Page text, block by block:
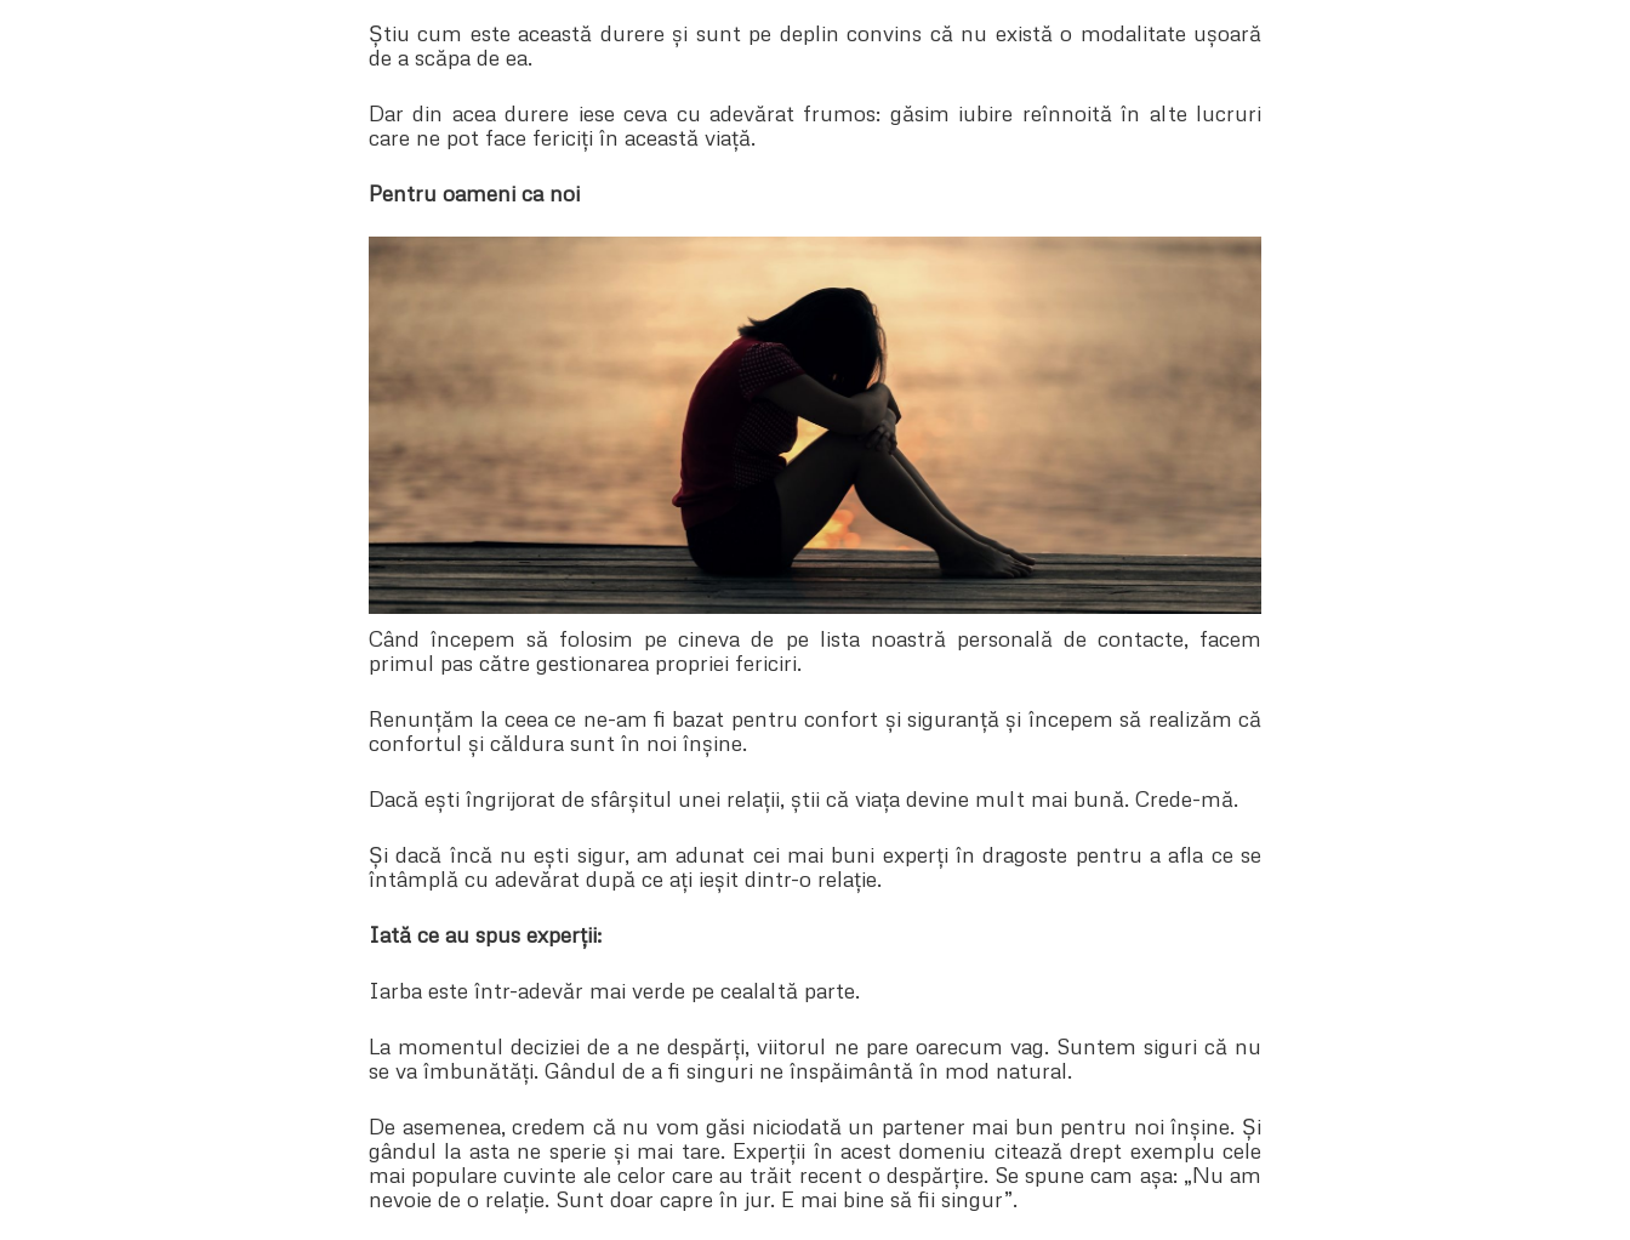
Știu cum este această durere și sunt pe deplin convins că nu există o modalitate ușoară
de a scăpa de ea.
Dar din acea durere iese ceva cu adevărat frumos: găsim iubire reînnoită în alte lucruri
care ne pot face fericiți în această viață.
Pentru oameni ca noi
Când începem să folosim pe cineva de pe lista noastră personală de contacte, facem
primul pas către gestionarea propriei fericiri.
Renunțăm la ceea ce ne-am fi bazat pentru confort și siguranță și începem să realizăm că
confortul și căldura sunt în noi înșine.
Dacă ești îngrijorat de sfârșitul unei relații, știi că viața devine mult mai bună. Crede-mă.
Și dacă încă nu ești sigur, am adunat cei mai buni experți în dragoste pentru a afla ce se
întâmplă cu adevărat după ce ați ieșit dintr-o relație.
Iată ce au spus experții:
Iarba este într-adevăr mai verde pe cealaltă parte.
La momentul deciziei de a ne despărți, viitorul ne pare oarecum vag. Suntem siguri că nu
se va îmbunătăți. Gândul de a fi singuri ne înspăimântă în mod natural.
De asemenea, credem că nu vom găsi niciodată un partener mai bun pentru noi înșine. Și
gândul la asta ne sperie și mai tare. Experții în acest domeniu citează drept exemplu cele
mai populare cuvinte ale celor care au trăit recent o despărțire. Se spune cam așa: „Nu am
nevoie de o relație. Sunt doar capre în jur. E mai bine să fii singur”.